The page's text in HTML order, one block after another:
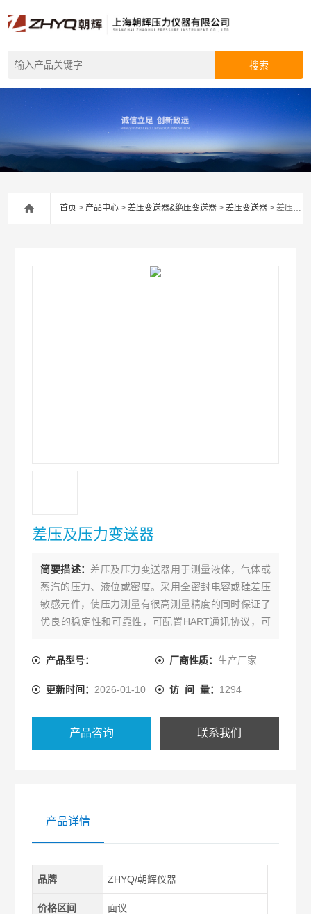
首页 >产品中心 >差压变送器&绝压变送器 >差压变送器 > 差压及压力变送器
差压及压力变送器
简要描述： 差压及压力变送器用于测量液体，气体或
蒸汽的压力、液位或密度。采用全密封电容或硅差压
敏感元件，使压力测量有很高测量精度的同时保证了
优良的稳定性和可靠性，可配置HART通讯协议，可
监控，测试和组态。
产品型号： 厂商性质： 生产厂家
更新时间： 2026-01-10 访 问 量： 1294
产品咨询 联系我们
产品详情
品牌 ZHYQ/朝辉仪器
价格区间 面议